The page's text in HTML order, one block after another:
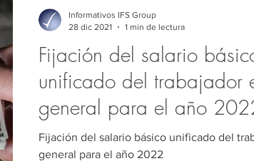
Sociedades Precios de Transferencia
Fijación del salario
unificado del trabajador
general para el año
Fijación del salario básico unificado del
general para el año 2022
Informativos IFS Group
28 dic 2021
1 min de lectura